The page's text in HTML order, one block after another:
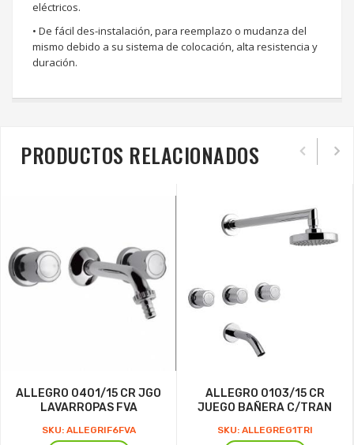
eléctricos.
• De fácil des-instalación, para reemplazo o mudanza del
mismo debido a su sistema de colocación, alta resistencia y
duración.
PRODUCTOS RELACIONADOS
ALLEGRO 0401/15 CR JGO
LAVARROPAS FVA
SKU: ALLEGRIF6FVA
ALLEGRO 0103/15 CR
JUEGO BAÑERA C/TRAN
SKU: ALLEGREG1TRI